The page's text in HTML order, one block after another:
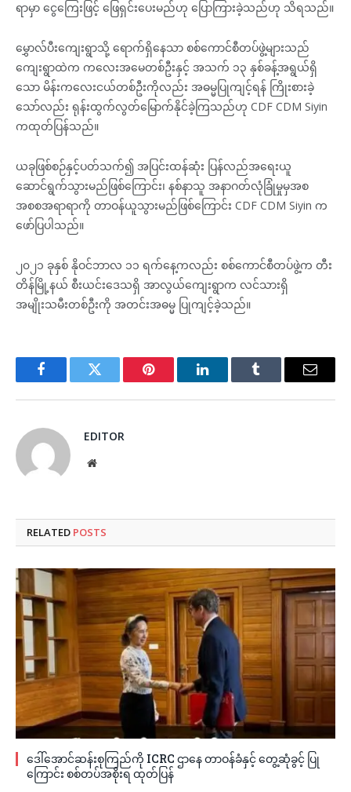
ရာမှာ ငွေကြေးဖြင့် ဖြေရှင်းပေးမည်ဟု ပြောကြားခဲ့သည်ဟု သိရသည်။
မွှောလ်ပီးကျေးရွာသို့ ရောက်ရှိနေသာ စစ်ကောင်စီတပ်ဖွဲ့များသည်
ကျေးရွာထဲက ကလေးအမေတစ်ဦးနှင့် အသက် ၁၃ နှစ်ခန့်အရွယ်ရှိ
သော မိန်းကလေးငယ်တစ်ဦးကိုလည်း အဓမ္မပြုကျင့်ရန် ကြိုးစားခဲ့
သော်လည်း ရုန်းထွက်လွတ်မြောက်နိုင်ခဲ့ကြသည်ဟု CDF CDM Siyin
ကထုတ်ပြန်သည်။
ယခုဖြစ်စဉ်နှင့်ပတ်သက်၍ အပြင်းထန်ဆုံး ပြန်လည်အရေးယူ
ဆောင်ရွက်သွားမည်ဖြစ်ကြောင်း၊ နစ်နာသူ အနာဂတ်လုံခြုံမှုမှအစ
အစစအရာရာကို တာဝန်ယူသွားမည်ဖြစ်ကြောင်း CDF CDM Siyin က
ဖော်ပြပါသည်။
၂၀၂၁ ခုနှစ် နိုဝင်ဘာလ ၁၁ ရက်နေ့ကလည်း စစ်ကောင်စီတပ်ဖွဲ့က တီး
တိန်မြို့နယ် စီးယင်းဒေသရှိ အာလွယ်ကျေးရွာက လင်သားရှိ
အမျိုးသမီးတစ်ဦးကို အတင်းအဓမ္မ ပြုကျင့်ခဲ့သည်။
FacebookTwitter Pinterest LinkedInTumblr Email
EDITOR
Website
RELATED POSTS
ဒေါ်အောင်ဆန်းစုကြည်ကို ICRC ဌာနေ တာဝန်ခံနှင့် တွေ့ဆုံခွင့် ပြု
ကြောင်း စစ်တပ်အစိုးရ ထုတ်ပြန်